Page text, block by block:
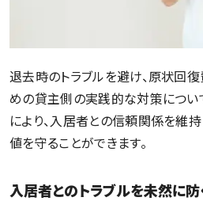
退去時のトラブルを避け、原状回
めの貸主側の実践的な対策につい
により、入居者との信頼関係を維
値を守ることができます。
入居者とのトラブルを未然に